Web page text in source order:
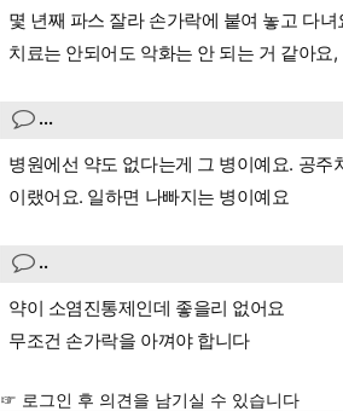
몇 년째 파스 잘라 손가락에 붙여 놓고 다녀
치료는 안되어도 악화는 안 되는 거 같아요,
...
병원에선 약도 없다는게 그 병이예요. 공
이랬어요. 일하면 나빠지는 병이예요
..
약이 소염진통제인데 좋을리 없어요
무조건 손가락을 아껴야 합니다
☞ 로그인 후 의견을 남기실 수 있습니다